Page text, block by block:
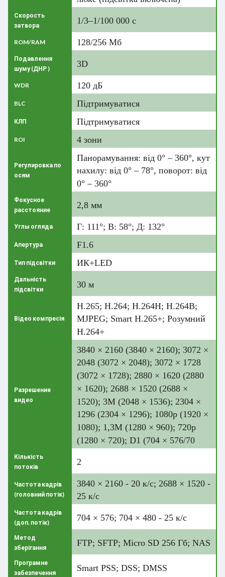
Скорость
затвора
1/3–1/100 000 с
ROM/RAM 128/256 Мб
Подавлення
шуму (ДНР )
3D
WDR 120 дБ
BLC Підтримуватися
КЛП Підтримуватися
ROI 4 зони
Регулировка по
осям
Панорамування: від 0° – 360°, кут
нахилу: від 0° – 78°, поворот: від
0° – 360°
Фокусное
расстояние
2,8 мм
Углы огляда Г: 111°; В: 58°; Д: 132°
Апертура F1.6
Тип підсвітки ИК+LED
Дальність
підсвітки
30 м
Відео компресія
H.265; H.264; H.264H; H.264B;
MJPEG; Smart H.265+; Розумний
H.264+
Разрешение
видео
3840 × 2160 (3840 × 2160); 3072 ×
2048 (3072 × 2048); 3072 × 1728
(3072 × 1728); 2880 × 1620 (2880
× 1620); 2688 × 1520 (2688 ×
1520); 3M (2048 × 1536); 2304 ×
1296 (2304 × 1296); 1080p (1920 ×
1080); 1,3M (1280 × 960); 720p
(1280 × 720); D1 (704 × 576/70
Кількість
потоків
2
Частота кадрів
(головний потік)
3840 × 2160 - 20 к/с; 2688 × 1520 -
25 к/с
Частота кадрів
(доп. потік)
704 × 576; 704 × 480 - 25 к/с
Метод
зберігання
FTP; SFTP; Micro SD 256 Гб; NAS
Програмне
забезпечення
Smart PSS; DSS; DMSS